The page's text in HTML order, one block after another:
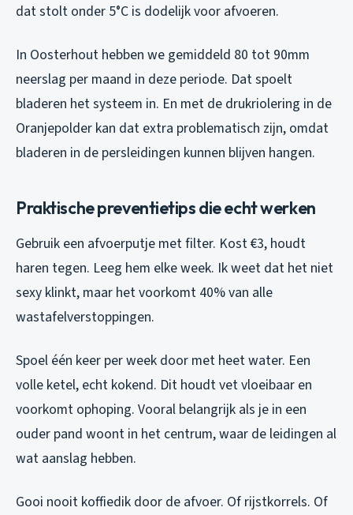
dat stolt onder 5°C is dodelijk voor afvoeren.
In Oosterhout hebben we gemiddeld 80 tot 90mm
neerslag per maand in deze periode. Dat spoelt
bladeren het systeem in. En met de drukriolering in de
Oranjepolder kan dat extra problematisch zijn, omdat
bladeren in de persleidingen kunnen blijven hangen.
Praktische preventietips die echt werken
Gebruik een afvoerputje met filter. Kost €3, houdt
haren tegen. Leeg hem elke week. Ik weet dat het niet
sexy klinkt, maar het voorkomt 40% van alle
wastafelverstoppingen.
Spoel één keer per week door met heet water. Een
volle ketel, echt kokend. Dit houdt vet vloeibaar en
voorkomt ophoping. Vooral belangrijk als je in een
ouder pand woont in het centrum, waar de leidingen al
wat aanslag hebben.
Gooi nooit koffiedik door de afvoer. Of rijstkorrels. Of